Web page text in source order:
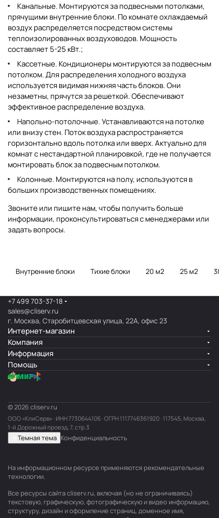
Канальные. Монтируются за подвесными потолками,
прячущими внутренние блоки. По комнате охлаждаемый
воздух распределяется посредством системы
теплоизолированных воздуховодов. Мощность
составляет 5-25 кВт.;
Кассетные. Кондиционеры монтируются за подвесным
потолком. Для распределения холодного воздуха
используется видимая нижняя часть блоков. Они
незаметны, прячутся за решеткой. Обеспечивают
эффективное распределение воздуха.
Напольно-потолочные. Устанавливаются на потолке
или внизу стен. Поток воздуха распространяется
горизонтально вдоль потолка или вверх. Актуально для
комнат с нестандартной планировкой, где не получается
монтировать блок за подвесным потолком.
Колонные. Монтируются на полу, используются в
больших производственных помещениях.
Звоните или пишите нам, чтобы получить больше
информации, проконсультироваться с менеджерами или
задать вопросы.
Внутренние блоки Тихие блоки 20 м2 25 м2
+7 499 703-37-18
sales@cliserv.ru
г. Москва, Старобитцевская улица, 22А, офис 23
Интернет-магазин
Компания
Информация
Помощь
© 2026 cliserv.ru
ООО «КлиСерв» · ИНН7730644106· ОГРН 1117746361920 · 117545, Москва,
1-й Дорожный проезд, 7, стр.3
Темная тема Конфиденциальность
На информационном ресурсе применяются рекомендательные
технологии.
Все ресурсы сайта cliserv.ru, включая (но не ограничиваясь)
текстовую, графическую, фотографическую и видео информацию,
структуру, дизайн и оформление страниц, доменное имя,